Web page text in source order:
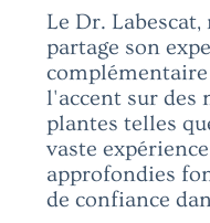
Le Dr.
partage son
l'accent sur des
plantes telles
vaste
approfondies
de confiance